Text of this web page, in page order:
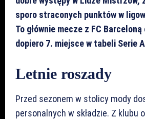
sporo straconych punktów w
To głównie mecze z FC
dopiero 7. miejsce w tabeli Serie
Letnie roszady
Przed sezonem w stolicy mody
personalnych w składzie. Z klubu